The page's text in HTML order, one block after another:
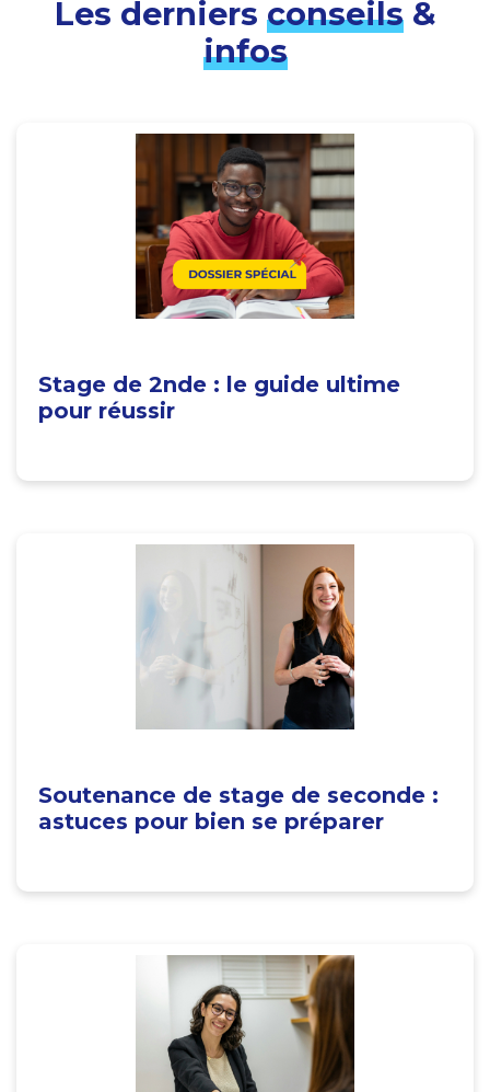
Les derniers conseils&
infos
Stage de 2nde : le guide ultime
pour réussir
Soutenance de stage de seconde :
astuces pour bien se préparer